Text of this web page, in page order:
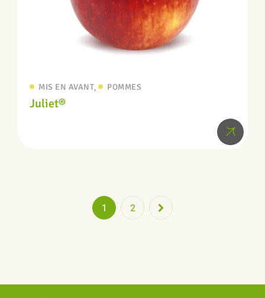
MIS EN AVANT, POMMES
Juliet®
1 2